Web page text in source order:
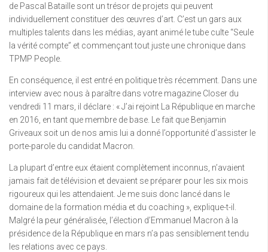
de Pascal Bataille sont un trésor de projets qui peuvent
individuellement constituer des œuvres d’art. C’est un gars aux
multiples talents dans les médias, ayant animé le tube culte “Seule
la vérité compte” et commençant tout juste une chronique dans
TPMP People.
En conséquence, il est entré en politique très récemment. Dans une
interview avec nous à paraître dans votre magazine Closer du
vendredi 11 mars, il déclare : « J’ai rejoint La République en marche
en 2016, en tant que membre de base. Le fait que Benjamin
Griveaux soit un de nos amis lui a donné l’opportunité d’assister le
porte-parole du candidat Macron.
La plupart d’entre eux étaient complètement inconnus, n’avaient
jamais fait de télévision et devaient se préparer pour les six mois
rigoureux qui les attendaient. Je me suis donc lancé dans le
domaine de la formation média et du coaching », explique-t-il.
Malgré la peur généralisée, l’élection d’Emmanuel Macron à la
présidence de la République en mars n’a pas sensiblement tendu
les relations avec ce pays.